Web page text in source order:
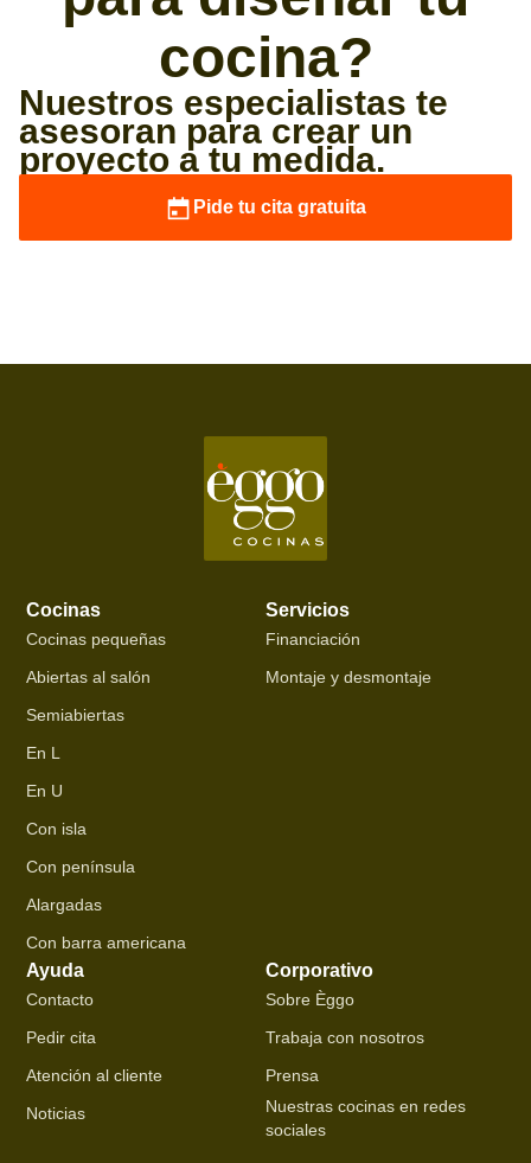
cocina?
Nuestros especialistas te
asesoran para crear un
proyecto a tu medida.
Pide tu cita gratuita
Cocinas
Cocinas pequeñas
Abiertas al salón
Semiabiertas
En L
En U
Con isla
Con península
Alargadas
Con barra americana
Servicios
Financiación
Montaje y desmontaje
Ayuda
Contacto
Pedir cita
Atención al cliente
Noticias
Corporativo
Sobre Èggo
Trabaja con nosotros
Prensa
Nuestras cocinas en redes
sociales